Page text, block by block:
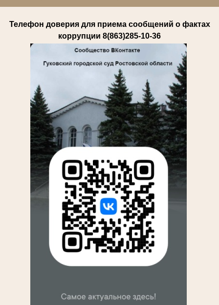
Телефон доверия для приема сообщений о фактах
коррупции 8(863)285-10-36